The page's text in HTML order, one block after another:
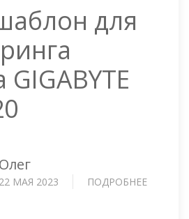
для
Олег
22 МАЯ 2023 ПОДРОБНЕЕ